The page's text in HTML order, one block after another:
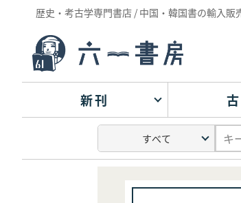
歴史・考古学専門書店 / 中国・韓国書の輸入販
新刊